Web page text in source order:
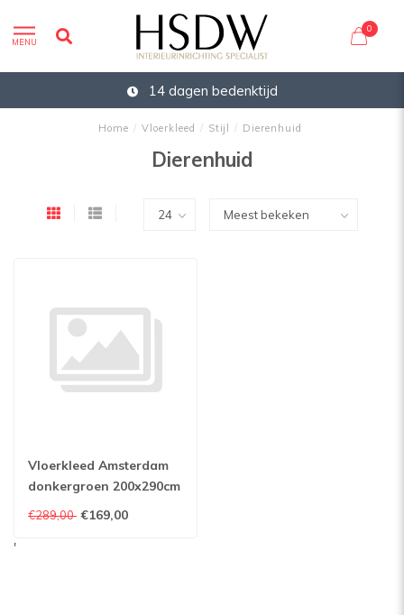
MENU
0
14 dagen bedenktijd
Home / Vloerkleed / Stijl / Dierenhuid
Dierenhuid
Vloerkleed Amsterdam
donkergroen 200x290cm
€289,00 €169,00
'